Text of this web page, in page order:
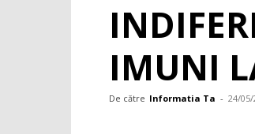
IMUNI
De către Informatia Ta - 24/05/